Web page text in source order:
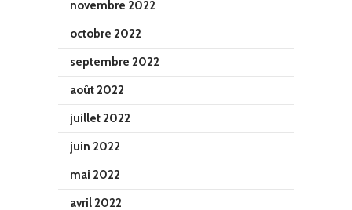
novembre 2022
octobre 2022
septembre 2022
août 2022
juillet 2022
juin 2022
mai 2022
avril 2022